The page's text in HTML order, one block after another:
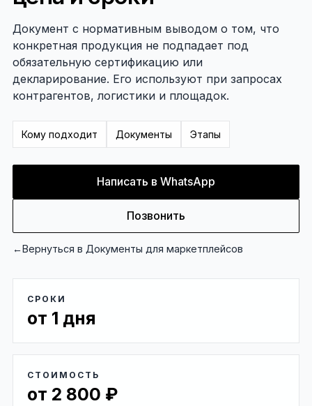
Документ с нормативным выводом о том, что
конкретная продукция не подпадает под
обязательную сертификацию или
декларирование. Его используют при запросах
контрагентов, логистики и площадок.
Кому подходит Документы Этапы
Написать в WhatsApp
Позвонить
←Вернуться в Документы для маркетплейсов
СРОКИ
от 1 дня
СТОИМОСТЬ
от 2 800 ₽